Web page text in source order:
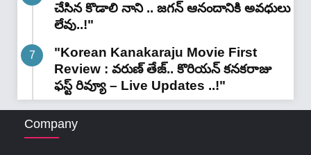
చేసిన కొడాలి నాని .. జగన్ ఆనందానికి అవధులు
లేవు..!"
"Korean Kanakaraju Movie First
Review : వరుణ్ తేజ్.. కొరియన్ కనకరాజు
ఫస్ట్ రివ్యూ – Live Updates ..!"
Company